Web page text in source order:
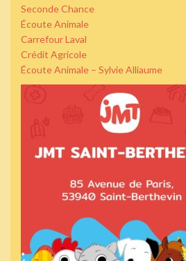
Seconde Chance
Écoute Animale
Carrefour Laval
Crédit Agricole
Écoute Animale – Sylvie Alliaume